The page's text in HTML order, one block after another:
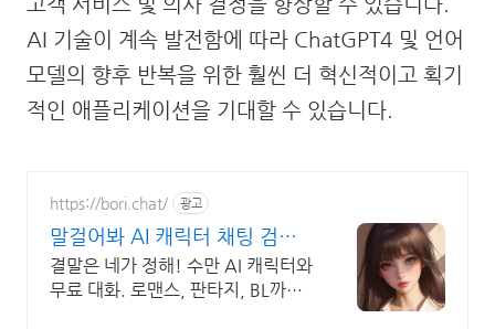
AI 기술이 계속 발전함에 따라 ChatGPT4 및 언어
모델의 향후 반복을 위한 훨씬 더 혁신적이고 획기
적인 애플리케이션을 기대할 수 있습니다.
https://bori.chat/ 광고
말걸어봐 AI 캐릭터 채팅 검열
없는 자유대화
결말은 네가 정해! 수만 AI 캐릭터와
무료 대화. 로맨스, 판타지, BL까지.